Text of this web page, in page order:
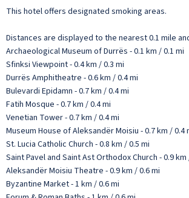
This hotel offers designated smoking areas.
Distances are displayed to the nearest 0.1 mile
Archaeological Museum of Durrës - 0.1 km / 0.1 mi
Sfinksi Viewpoint - 0.4 km / 0.3 mi
Durrës Amphitheatre - 0.6 km / 0.4 mi
Bulevardi Epidamn - 0.7 km / 0.4 mi
Fatih Mosque - 0.7 km / 0.4 mi
Venetian Tower - 0.7 km / 0.4 mi
Museum House of Aleksandër Moisiu - 0.7 km / 0.4
St. Lucia Catholic Church - 0.8 km / 0.5 mi
Saint Pavel and Saint Ast Orthodox Church - 0.9 km
Aleksandër Moisiu Theatre - 0.9 km / 0.6 mi
Byzantine Market - 1 km / 0.6 mi